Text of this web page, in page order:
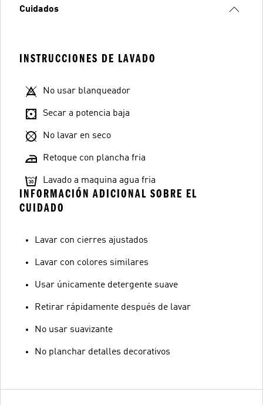
Cuidados
INSTRUCCIONES DE LAVADO
No usar blanqueador
Secar a potencia baja
No lavar en seco
Retoque con plancha fria
Lavado a maquina agua fria
INFORMACIÓN ADICIONAL SOBRE EL
CUIDADO
Lavar con cierres ajustados
Lavar con colores similares
Usar únicamente detergente suave
Retirar rápidamente después de lavar
No usar suavizante
No planchar detalles decorativos